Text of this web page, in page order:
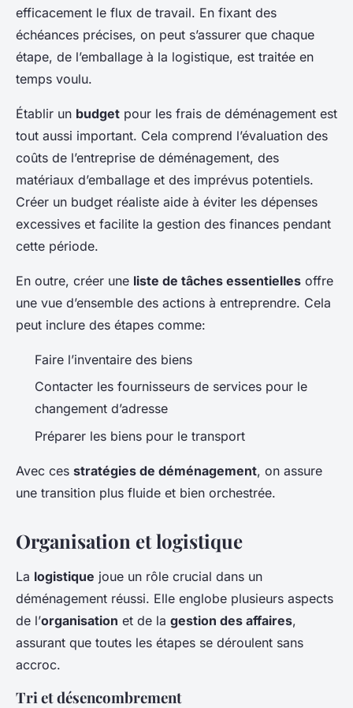
efficacement le flux de travail. En fixant des
échéances précises, on peut s’assurer que chaque
étape, de l’emballage à la logistique, est traitée en
temps voulu.
Établir un budget pour les frais de déménagement est
tout aussi important. Cela comprend l’évaluation des
coûts de l’entreprise de déménagement, des
matériaux d’emballage et des imprévus potentiels.
Créer un budget réaliste aide à éviter les dépenses
excessives et facilite la gestion des finances pendant
cette période.
En outre, créer une liste de tâches essentielles offre
une vue d’ensemble des actions à entreprendre. Cela
peut inclure des étapes comme:
Faire l’inventaire des biens
Contacter les fournisseurs de services pour le
changement d’adresse
Préparer les biens pour le transport
Avec ces stratégies de déménagement, on assure
une transition plus fluide et bien orchestrée.
Organisation et logistique
La logistique joue un rôle crucial dans un
déménagement réussi. Elle englobe plusieurs aspects
de l’organisation et de la gestion des affaires,
assurant que toutes les étapes se déroulent sans
accroc.
Tri et désencombrement